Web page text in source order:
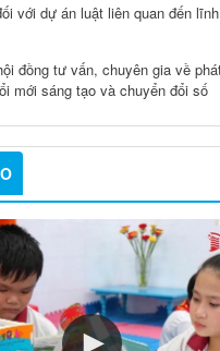
với dự án luật liên quan đến
đồng tư vấn, chuyên gia về
mới sáng tạo và chuyển đổi số